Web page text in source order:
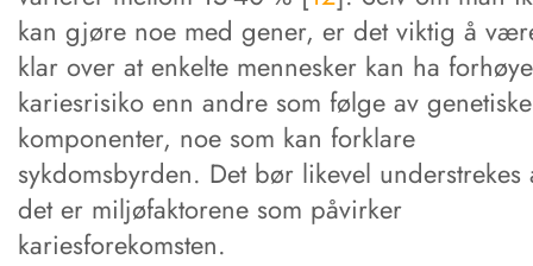
kan gjøre noe med gener, er det viktig å
klar over at enkelte mennesker kan ha
kariesrisiko enn andre som følge av genetiske
komponenter, noe som kan forklare
sykdomsbyrden. Det bør likevel understrekes
det er miljøfaktorene som påvirker
kariesforekomsten.